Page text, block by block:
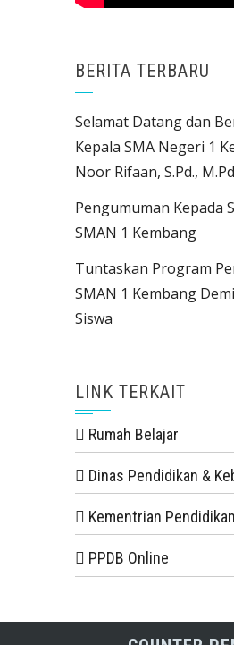
BERITA TERBARU
Selamat Datang dan
Kepala SMA Negeri 1
Noor Rifaan, S.Pd., M.Pd
Pengumuman Kepada
SMAN 1 Kembang
Tuntaskan Program
SMAN 1 Kembang
Siswa
LINK TERKAIT
Rumah Belajar
Dinas Pendidikan &
Kementrian
PPDB Online